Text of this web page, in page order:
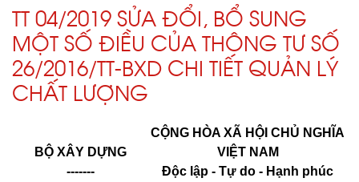
TT 04/2019 SỬA ĐỔI, BỔ SUNG
MỘT SỐ ĐIỀU CỦA THÔNG TƯ SỐ
26/2016/TT-BXD CHI TIẾT QUẢN LÝ
CHẤT LƯỢNG
BỘ XÂY DỰNG
-------
CỘNG HÒA XÃ HỘI CHỦ NGHĨA
VIỆT NAM
Độc lập - Tự do - Hạnh phúc